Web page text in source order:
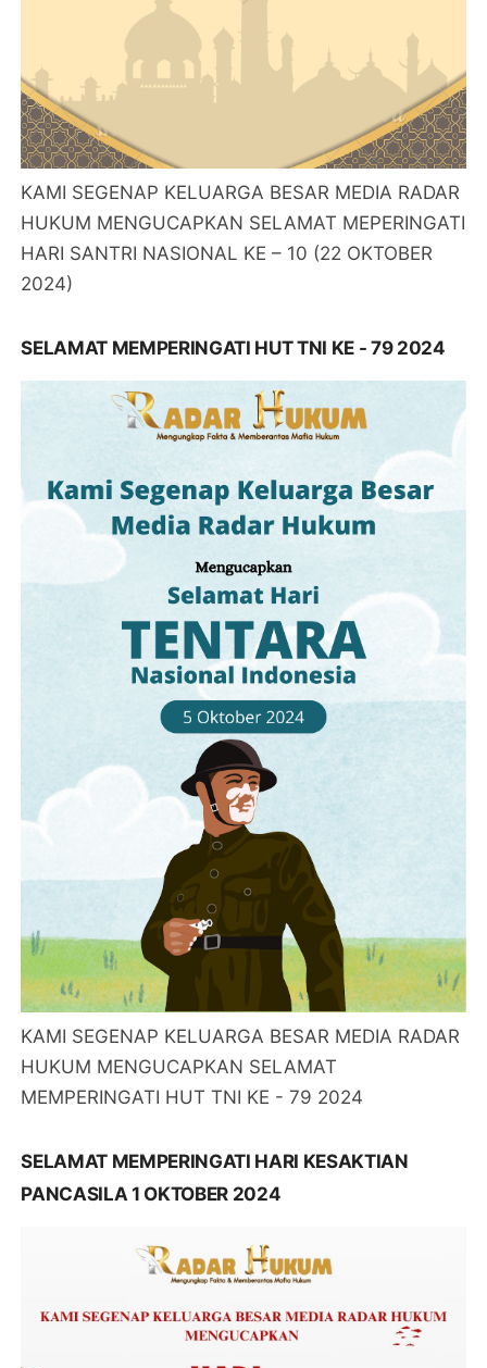
KAMI SEGENAP KELUARGA BESAR MEDIA RADAR
HUKUM MENGUCAPKAN SELAMAT MEPERINGATI
HARI SANTRI NASIONAL KE – 10 (22 OKTOBER
2024)
SELAMAT MEMPERINGATI HUT TNI KE - 79 2024
KAMI SEGENAP KELUARGA BESAR MEDIA RADAR
HUKUM MENGUCAPKAN SELAMAT
MEMPERINGATI HUT TNI KE - 79 2024
SELAMAT MEMPERINGATI HARI KESAKTIAN
PANCASILA 1 OKTOBER 2024